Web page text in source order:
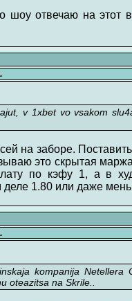
шоу отвечаю на этот
v 1xbet vo vsakom
на заборе.
это скрытая
по кэфу 1, а в
деле 1.80 или даже
kompanija Netellera
oteazitsa na Skrile..